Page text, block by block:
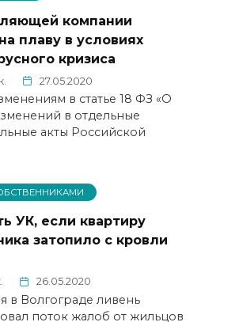
компании
плаву в условиях
кризиса
27.05.2020
в статье 18 ФЗ «О
в отдельные
акты Российской
УК, если квартиру
затопило с кровли
26.05.2020
в Волгограде ливень
поток жалоб от жильцов